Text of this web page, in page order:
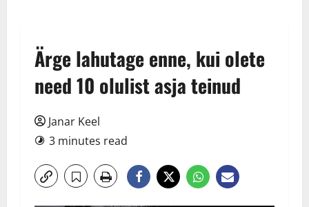
Ärge lahutage enne, kui olete
need 10 olulist asja teinud
Janar Keel
3 minutes read